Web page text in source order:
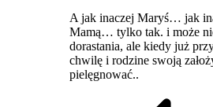
A jak inaczej Maryś… jak
Mamą… tylko tak. i może
dorastania, ale kiedy już
chwilę i rodzine swoją
pielęgnować..